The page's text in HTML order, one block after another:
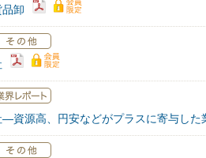
品卸
―資源高、円安などがプラスに寄与し